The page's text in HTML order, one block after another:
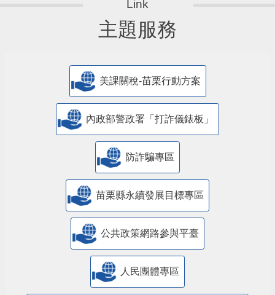
主題服務
美課關稅-苗栗行動方案
內政部警政署「打詐儀錶板」
防詐騙專區
苗栗縣永續發展目標專區
公共政策網路參與平臺
人民團體專區